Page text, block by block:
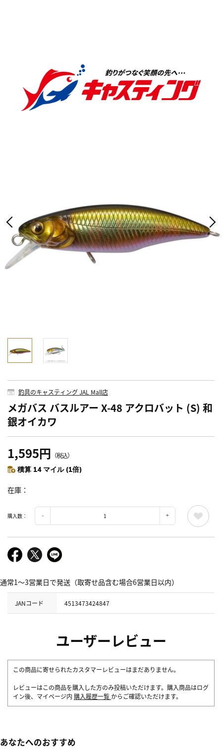
釣具のキャスティング JAL Mall店
メガバス バスルアー X-48 アクロバット (S) 和
銀オイカワ
1,595円 （税込）
積算 14 マイル (1倍)
在庫
購入数：
通常1～3営業日で発送（取寄せ品含む場合6営業日以内）
JANコード 4513473424847
ユーザーレビュー
この商品に寄せられたカスタマーレビューはまだありません。
レビューはこの商品を購入した方のみ投稿いただけます。購入商品はログ
イン後、マイページ内 購入履歴一覧 からご確認いただけます。
あなたへのおすすめ